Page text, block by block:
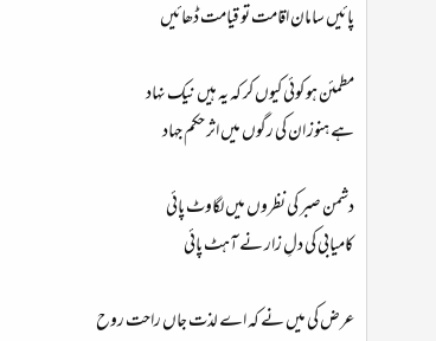
پائیں سامان اقامت تو قیامت ڈھائیں
مطمئن ہو کوئی کیوں کر کہ یہ ہیں نیک نہاد
ہے ہنوز ان کی رگوں میں اثر حکم جہاد
دشمن صبر کی نظروں میں لگاوٹ پائی
کامیابی کی دلِ زار نے آہٹ پائی
عرض کی میں نے کہ اے لذت جاں راحت روح